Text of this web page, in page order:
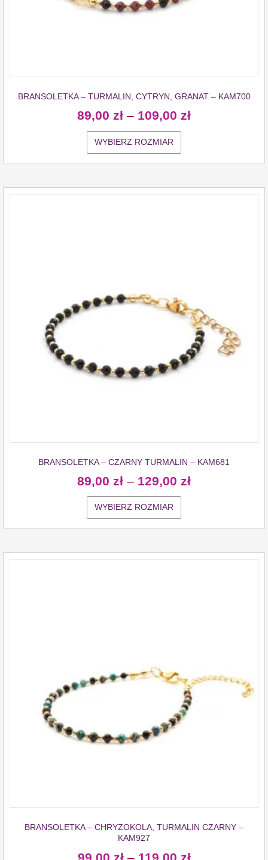
BRANSOLETKA – TURMALIN, CYTRYN, GRANAT – KAM700
89,00 zł – 109,00 zł
WYBIERZ ROZMIAR
BRANSOLETKA – CZARNY TURMALIN – KAM681
89,00 zł – 129,00 zł
WYBIERZ ROZMIAR
BRANSOLETKA – CHRYZOKOLA, TURMALIN CZARNY –
KAM927
99,00 zł – 119,00 zł